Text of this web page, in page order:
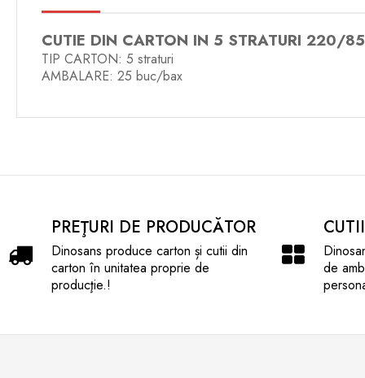
CUTIE DIN CARTON IN 5 STRATURI 220/
TIP CARTON: 5 straturi
AMBALARE: 25 buc/bax
PREŢURI DE PRODUCĂTOR
Dinosans produce carton și cutii din
carton în unitatea proprie de
producţie.!
de